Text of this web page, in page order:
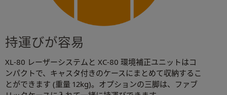
持運びが容易
XL-80 レーザーシステムと XC-80 環境補正ユニットはコ
ンパクトで、キャスタ付きのケースにまとめて収納するこ
とができます (重量 12kg)。オプションの三脚は、ファブ